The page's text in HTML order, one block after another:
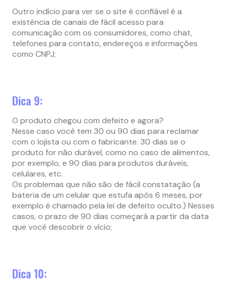
Outro indício para ver se o site é confiável é a
existência de canais de fácil acesso para
comunicação com os consumidores, como chat,
telefones para contato, endereços e informações
como CNPJ;
Dica 9:
O produto chegou com defeito e agora?
Nesse caso você tem 30 ou 90 dias para reclamar
com o lojista ou com o fabricante. 30 dias se o
produto for não durável, como no caso de alimentos,
por exemplo, e 90 dias para produtos duráveis,
celulares, etc.
Os problemas que não são de fácil constatação (a
bateria de um celular que estufa após 6 meses, por
exemplo é chamado pela lei de defeito oculto.) Nesses
casos, o prazo de 90 dias começará a partir da data
que você descobrir o vício;
Dica 10: